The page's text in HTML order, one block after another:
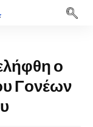
ο
Γονέων